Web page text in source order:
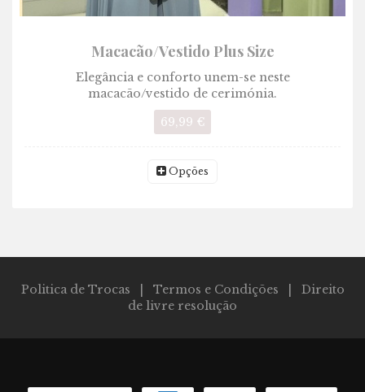
Macacão/Vestido Plus Size
Elegância e conforto unem-se neste
macacão/vestido de cerimónia.
69,99 €
Opções
Politica de Trocas Termos e Condições
Direito
de livre resolução